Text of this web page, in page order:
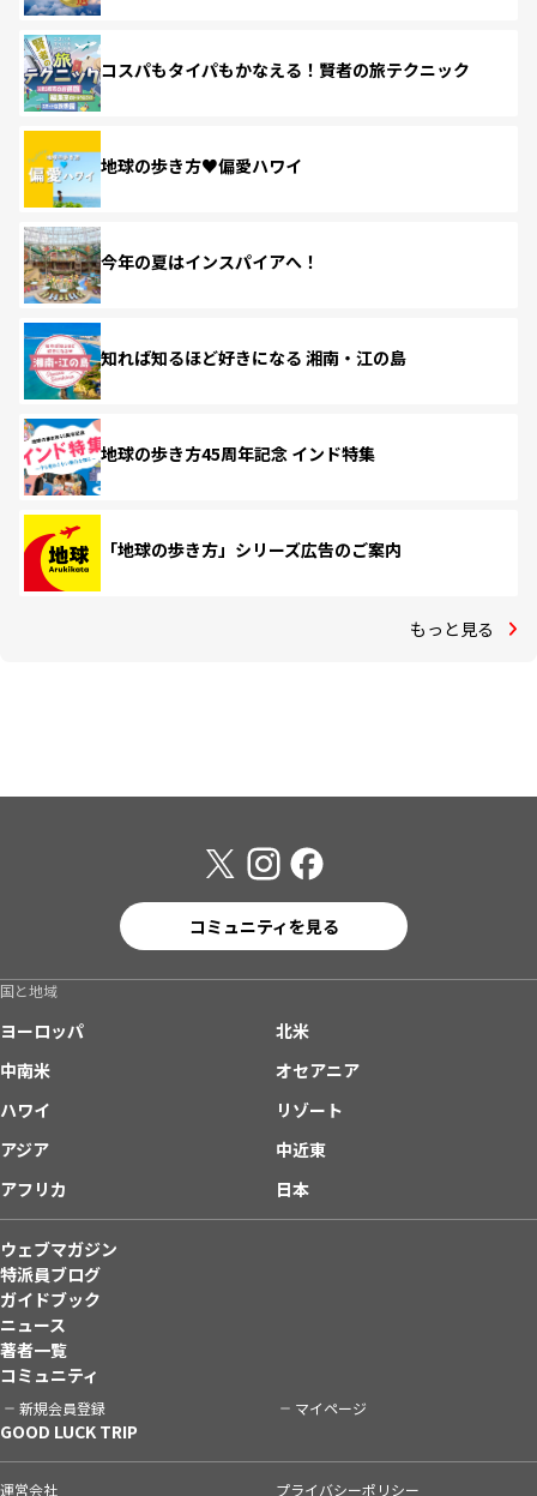
コスパもタイパもかなえる！賢者の旅テクニック
地球の歩き方♥偏愛ハワイ
今年の夏はインスパイアへ！
知れば知るほど好きになる 湘南・江の島
地球の歩き方45周年記念 インド特集
「地球の歩き方」シリーズ広告のご案内
もっと見る
コミュニティを見る
国と地域
ヨーロッパ
北米
中南米
オセアニア
ハワイ
リゾート
アジア
中近東
アフリカ
日本
ウェブマガジン
特派員ブログ
ガイドブック
ニュース
著者一覧
コミュニティ
新規会員登録 マイページ
GOOD LUCK TRIP
運営会社 プライバシーポリシー